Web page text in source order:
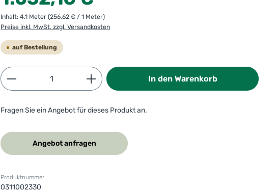
Inhalt:4.1 Meter(256,62 € / 1 Meter)
Preise inkl. MwSt. zzgl. Versandkosten
auf Bestellung
Produkt Anzahl: Gib den gewünschten Wert ein
In den Warenkorb
Fragen Sie ein Angebot für dieses Produkt an.
Angebot anfragen
Produktnummer:
0311002330